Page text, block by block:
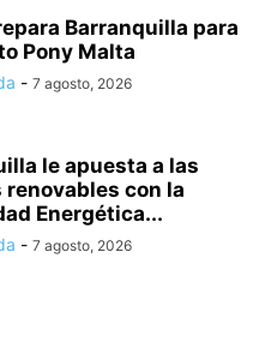
Barranquilla para
Pony Malta
- 7 agosto, 2026
le apuesta a las
renovables con la
Energética...
- 7 agosto, 2026